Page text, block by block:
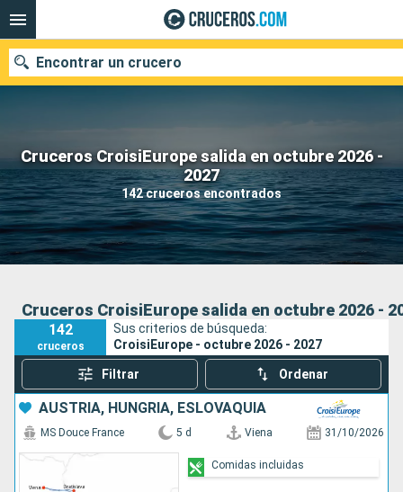
Cruceros CroisiEurope salida en octubre 2026 -
2027
142 cruceros encontrados
Encontrar un crucero
Nuestros destinos
Fecha de salida
Puertos Compañías
Cruceros CroisiEurope salida en octubre 2026 -
142
cruceros
Sus criterios de búsqueda:
CroisiEurope - octubre 2026 - 2027
Filtrar Ordenar
AUSTRIA, HUNGRÍA, ESLOVAQUIA
MS Douce France 5 d Viena 31/10/2026
Comidas incluidas